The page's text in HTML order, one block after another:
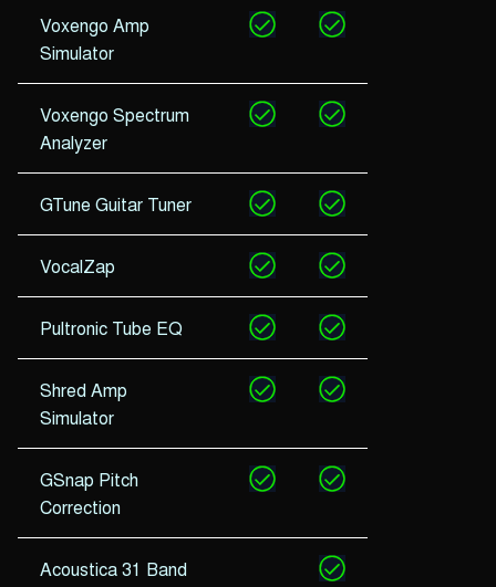
Voxengo Amp
Simulator
Voxengo Spectrum
Analyzer
GTune Guitar Tuner
VocalZap
Pultronic Tube EQ
Shred Amp
Simulator
GSnap Pitch
Correction
Acoustica 31 Band